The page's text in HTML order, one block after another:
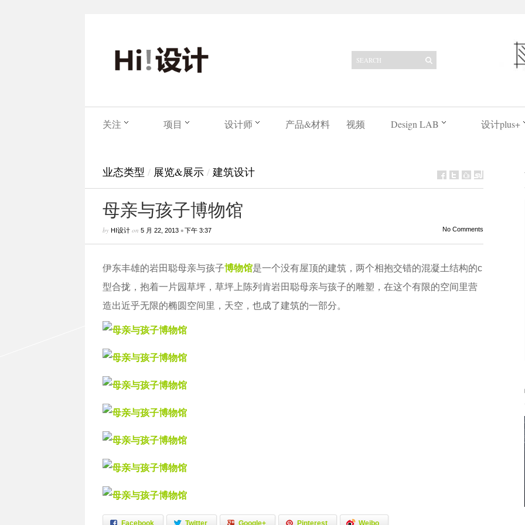
关注 项目 设计师 产品&材料 视频 Design LAB 设计plus+
业态类型 / 展览&展示 / 建筑设计
母亲与孩子博物馆
by HI设计on 5 月 22, 2013•下午 3:37 No Comments
伊东丰雄的岩田聪母亲与孩子博物馆是一个没有屋顶的建筑，两个相抱交错的混凝土结构的c
型合拢，抱着一片园草坪，草坪上陈列肯岩田聪母亲与孩子的雕塑，在这个有限的空间里营
造出近乎无限的椭圆空间里，天空，也成了建筑的一部分。
Facebook Twitter Google+ Pinterest Weibo